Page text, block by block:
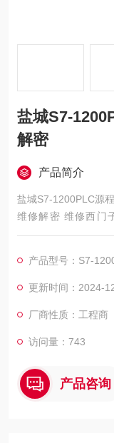
盐城S7-
解密
产品简介
盐城S7-1200PLC源
维修解密 维修西门
密，西门子PLC1212
00维修解密，解密
示，不通讯，通讯连
产品型号：S7-
更新时间：2024-
厂商性质：工程商
访问量：743
产品咨询